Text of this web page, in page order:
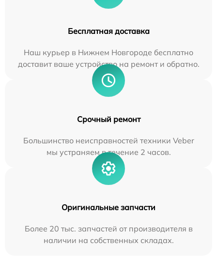
Бесплатная доставка
Наш курьер в Нижнем Новгороде бесплатно
доставит ваше устройство на ремонт и обратно.
Срочный ремонт
Большинство неисправностей техники Veber
мы устраняем в течение 2 часов.
Оригинальные запчасти
Более 20 тыс. запчастей от производителя в
наличии на собственных складах.